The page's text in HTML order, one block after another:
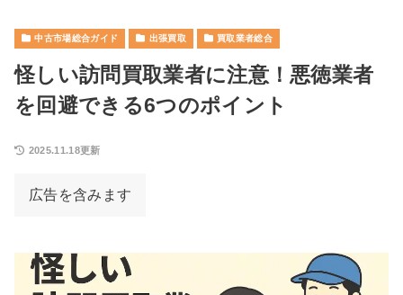
中古市場総合ガイド 出張買取 買取業者総合
怪しい訪問買取業者に注意！悪徳業者
を回避できる6つのポイント
2025.11.18更新
広告を含みます